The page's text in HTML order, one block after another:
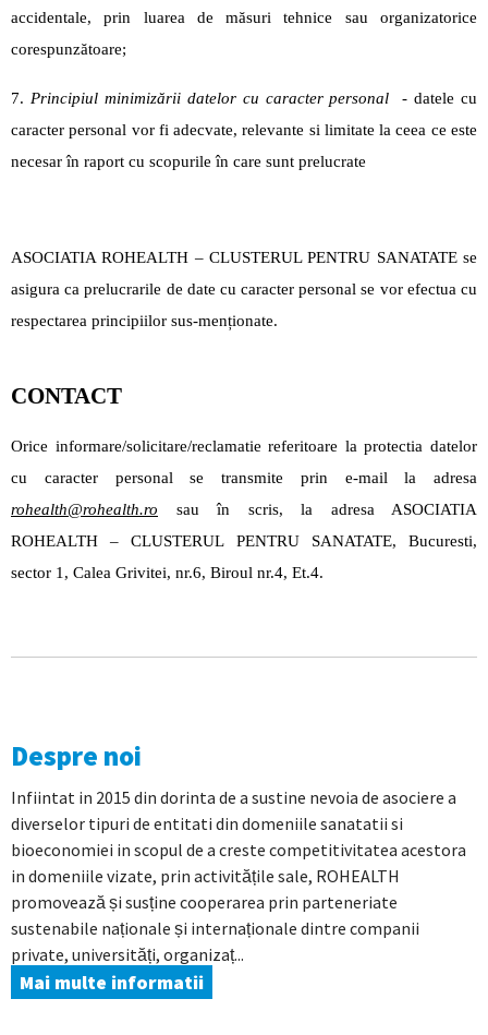
accidentale, prin luarea de măsuri tehnice sau organizatorice
corespunzătoare;
7. Principiul minimizării datelor cu caracter personal- datele cu
caracter personal vor fi adecvate, relevante si limitate la ceea ce este
necesar în raport cu scopurile în care sunt prelucrate
ASOCIATIA ROHEALTH – CLUSTERUL PENTRU SANATATE se
asigura ca prelucrarile de date cu caracter personal se vor efectua cu
respectarea principiilor sus-menționate.
CONTACT
Orice informare/solicitare/reclamatie referitoare la protectia datelor
cu caracter personal se transmite prin e-mail la adresa
rohealth@rohealth.ro
sau în scris, la adresa ASOCIATIA
ROHEALTH – CLUSTERUL PENTRU SANATATE, Bucuresti,
sector 1, Calea Grivitei, nr.6, Biroul nr.4, Et.4.
Despre noi
Infiintat in 2015 din dorinta de a sustine nevoia de asociere a
diverselor tipuri de entitati din domeniile sanatatii si
bioeconomiei in scopul de a creste competitivitatea acestora
in domeniile vizate, prin activitățile sale, ROHEALTH
promovează și susține cooperarea prin parteneriate
sustenabile naționale și internaționale dintre companii
private, universități, organizaț...
Mai multe informatii